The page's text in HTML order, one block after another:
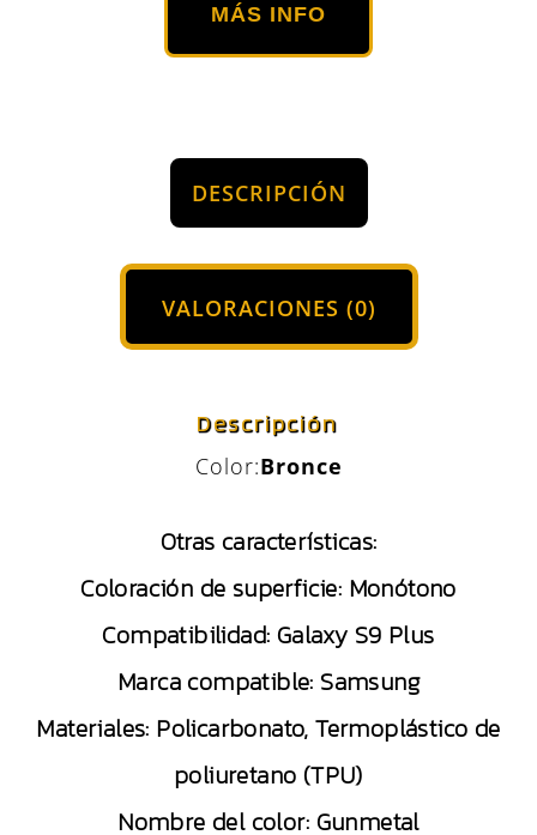
MÁS INFO
DESCRIPCIÓN
VALORACIONES (0)
Descripción
Color:Bronce
Otras características:
Coloración de superficie: Monótono
Compatibilidad: Galaxy S9 Plus
Marca compatible: Samsung
Materiales: Policarbonato, Termoplástico de
poliuretano (TPU)
Nombre del color: Gunmetal